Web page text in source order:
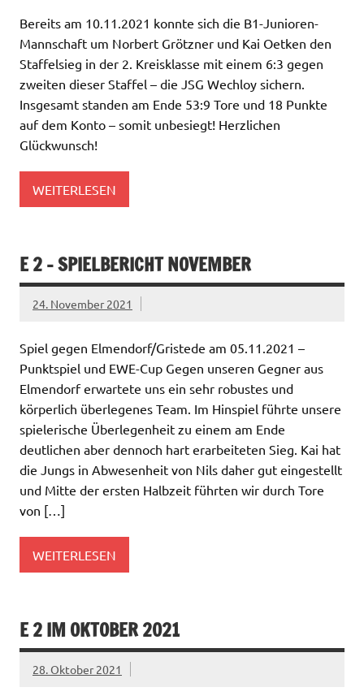
Bereits am 10.11.2021 konnte sich die B1-Junioren-
Mannschaft um Norbert Grötzner und Kai Oetken den
Staffelsieg in der 2. Kreisklasse mit einem 6:3 gegen
zweiten dieser Staffel – die JSG Wechloy sichern.
Insgesamt standen am Ende 53:9 Tore und 18 Punkte
auf dem Konto – somit unbesiegt! Herzlichen
Glückwunsch!
WEITERLESEN
E 2 – SPIELBERICHT NOVEMBER
24. November 2021
Spiel gegen Elmendorf/Gristede am 05.11.2021 –
Punktspiel und EWE-Cup Gegen unseren Gegner aus
Elmendorf erwartete uns ein sehr robustes und
körperlich überlegenes Team. Im Hinspiel führte unsere
spielerische Überlegenheit zu einem am Ende
deutlichen aber dennoch hart erarbeiteten Sieg. Kai hat
die Jungs in Abwesenheit von Nils daher gut eingestellt
und Mitte der ersten Halbzeit führten wir durch Tore
von […]
WEITERLESEN
E 2 IM OKTOBER 2021
28. Oktober 2021